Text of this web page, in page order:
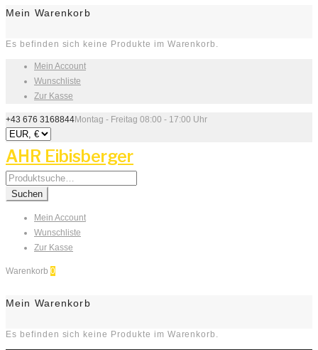
Mein Warenkorb
Es befinden sich keine Produkte im Warenkorb.
Mein Account
Wunschliste
Zur Kasse
+43 676 3168844Montag - Freitag 08:00 - 17:00 Uhr
AHR Eibisberger
Search
for:
Suchen
Mein Account
Wunschliste
Zur Kasse
Warenkorb 0
Mein Warenkorb
Es befinden sich keine Produkte im Warenkorb.